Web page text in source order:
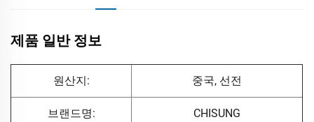
제품 일반 정보
원산지: 중국, 선전
브랜드명: CHISUNG